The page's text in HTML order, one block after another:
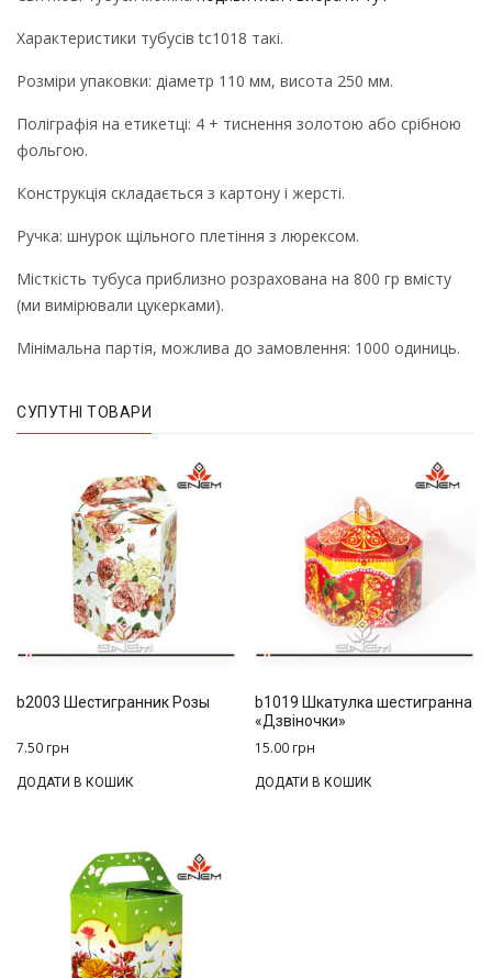
Характеристики тубусів tc1018 такі.
Розміри упаковки: діаметр 110 мм, висота 250 мм.
Поліграфія на етикетці: 4 + тиснення золотою або срібною
фольгою.
Конструкція складається з картону і жерсті.
Ручка: шнурок щільного плетіння з люрексом.
Місткість тубуса приблизно розрахована на 800 гр вмісту
(ми вимірювали цукерками).
Мінімальна партія, можлива до замовлення: 1000 одиниць.
СУПУТНІ ТОВАРИ
b2003 Шестигранник Розы
7.50 грн
ДОДАТИ В КОШИК
b1019 Шкатулка шестигранна
«Дзвіночки»
15.00 грн
ДОДАТИ В КОШИК